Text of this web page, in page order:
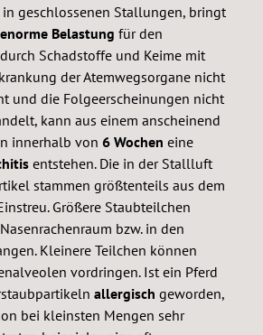
geschlossenen Stallungen, bringt
enorme Belastung für den
Schadstoffe und Keime mit
der Atemwegsorgane nicht
und die Folgeerscheinungen nicht
kann aus einem anscheinend
innerhalb von 6 Wochen eine
entstehen. Die in der Stallluft
stammen größtenteils aus dem
Größere Staubteilchen
bzw. in den
Kleinere Teilchen können
vordringen. Ist ein Pferd
allergisch geworden,
bei kleinsten Mengen sehr